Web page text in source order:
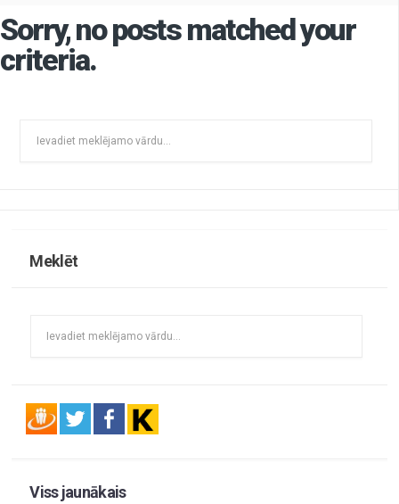
Sorry, no posts matched your
criteria.
Meklēt
Viss jaunākais